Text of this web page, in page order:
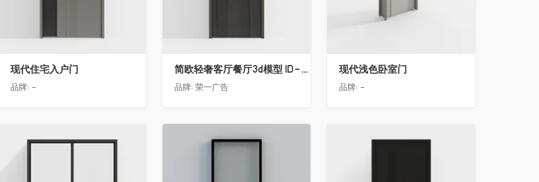
现代住宅入户门
品牌: -
简欧轻奢客厅餐厅3d模型 ID-11490558入户门2
品牌:荣一广告
现代浅色卧室门
品牌: -
收藏 收藏 收藏